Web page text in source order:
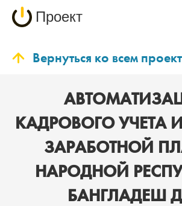
Проект
Вернуться ко всем
КАДРОВОГО УЧЕТА
ЗАРАБОТНОЙ
НАРОДНОЙ
БАНГЛАДЕШ